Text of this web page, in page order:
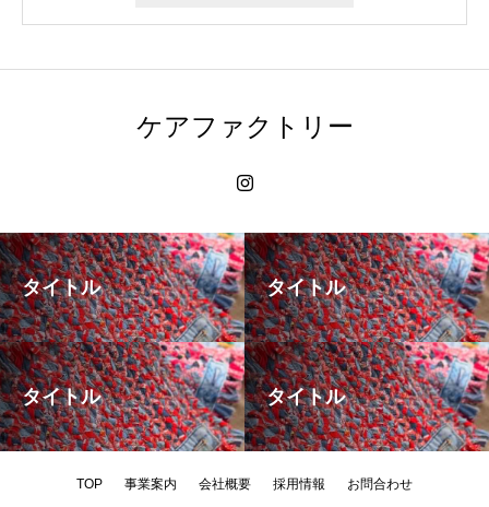
ケアファクトリー
タイトル タイトル
タイトル タイトル
TOP 事業案内 会社概要 採用情報 お問合わせ